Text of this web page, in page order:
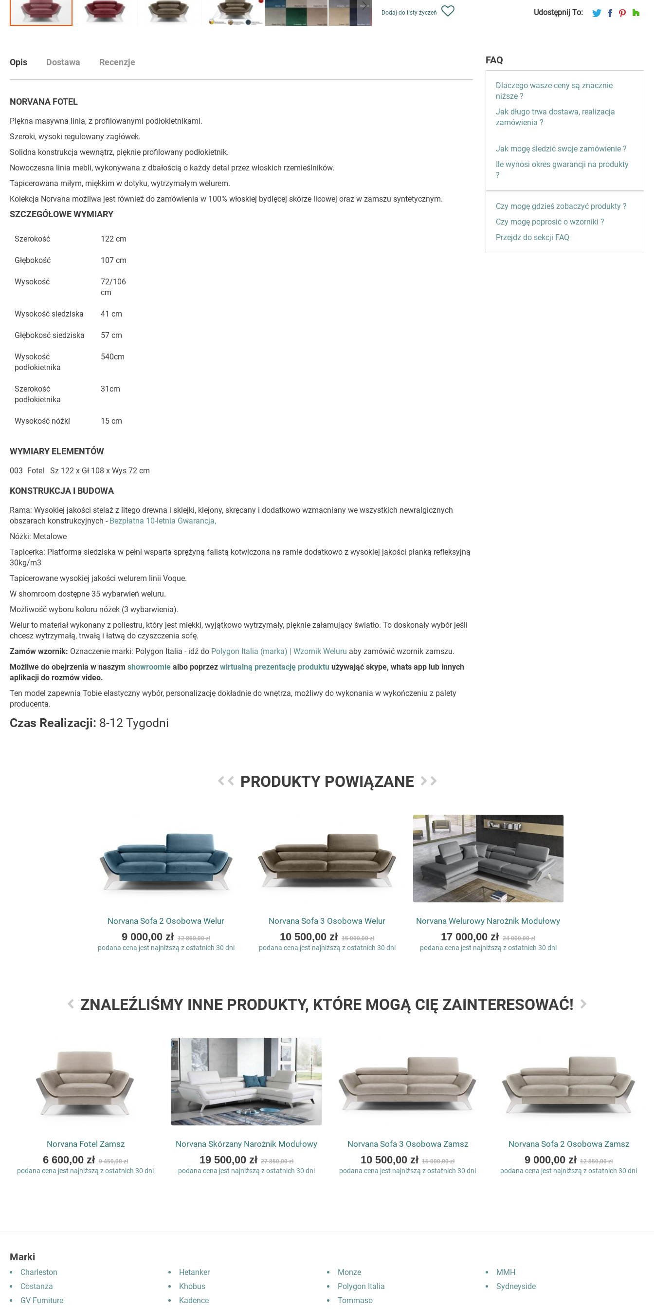
galerii
Dodaj do listy życzeń Udostępnij To:
Opis
NORVANA FOTEL
Piękna masywna linia, z profilowanymi podłokietnikami.
Szeroki, wysoki regulowany zagłówek.
Solidna konstrukcja wewnątrz, pięknie profilowany podłokietnik.
Nowoczesna linia mebli, wykonywana z dbałością o każdy detal przez włoskich rzemieślników.
Tapicerowana miłym, miękkim w dotyku, wytrzymałym welurem.
Kolekcja Norvana możliwa jest również do zamówienia w 100% włoskiej bydlęcej skórze licowej oraz w zamszu syntetycznym.
SZCZEGÓŁOWE WYMIARY
Szerokość 122 cm
Głębokość 107 cm
Wysokość
72/106
cm
Wysokość siedziska 41 cm
Głębokosć siedziska 57 cm
Wysokość
podłokietnika
540cm
Szerokość
podłokietnika
31cm
Wysokość nóżki 15 cm
WYMIARY ELEMENTÓW
003 Fotel Sz 122 x Gł 108 x Wys 72 cm
KONSTRUKCJA I BUDOWA
Rama: Wysokiej jakości stelaż z litego drewna i sklejki, klejony, skręcany i dodatkowo wzmacniany we wszystkich newralgicznych
obszarach konstrukcyjnych - Bezpłatna 10-letnia Gwarancja,
Nóżki: Metalowe
Tapicerka: Platforma siedziska w pełni wsparta sprężyną falistą kotwiczona na ramie dodatkowo z wysokiej jakości pianką refleksyjną
30kg/m3
Tapicerowane wysokiej jakości welurem linii Voque.
W shomroom dostępne 35 wybarwień weluru.
Możliwość wyboru koloru nóżek (3 wybarwienia).
Welur to materiał wykonany z poliestru, który jest miękki, wyjątkowo wytrzymały, pięknie załamujący światło. To doskonały wybór jeśli
chcesz wytrzymałą, trwałą i łatwą do czyszczenia sofę.
Zamów wzornik: Oznaczenie marki: Polygon Italia - idź do Polygon Italia (marka) | Wzornik Weluru aby zamówić wzornik zamszu.
Możliwe do obejrzenia w naszym showroomie albo poprzez wirtualną prezentację produktu używająć skype, whats app lub innych
aplikacji do rozmów video.
Ten model zapewnia Tobie elastyczny wybór, personalizację dokładnie do wnętrza, możliwy do wykonania w wykończeniu z palety
producenta.
Czas Realizacji: 8-12 Tygodni
Dostawa Recenzje FAQ
Dlaczego wasze ceny są znacznie
niższe ?
Jak długo trwa dostawa, realizacja
zamówienia ?
Jak mogę śledzić swoje zamówienie ?
Ile wynosi okres gwarancji na produkty
?
Czy mogę gdzieś zobaczyć produkty ?
Czy mogę poprosić o wzorniki ?
Przejdz do sekcji FAQ
PRODUKTY POWIĄZANE
Norvana Sofa 2 Osobowa Welur
As
low
9 000,00 zł 12 850,00 zł
podana cena jest najniższą z ostatnich 30 dni
Norvana Sofa 3 Osobowa Welur
As
low
10 500,00 zł 15 000,00 zł
podana cena jest najniższą z ostatnich 30 dni
Norvana Welurowy Narożnik Modułowy
As
low
17 000,00 zł 24 000,00 zł
podana cena jest najniższą z ostatnich 30 dni
ZNALEŹLIŚMY INNE PRODUKTY, KTÓRE MOGĄ CIĘ ZAINTERESOWAĆ!
Norvana Fotel Zamsz
As
low
6 600,00 zł 9 450,00 zł
podana cena jest najniższą z ostatnich 30 dni
Norvana Skórzany Narożnik Modułowy
As
low
19 500,00 zł 27 850,00 zł
podana cena jest najniższą z ostatnich 30 dni
Norvana Sofa 3 Osobowa Zamsz
As
low
10 500,00 zł 15 000,00 zł
podana cena jest najniższą z ostatnich 30 dni
Norvana Sofa 2 Osobowa Zamsz
As
low
9 000,00 zł 12 850,00 zł
podana cena jest najniższą z ostatnich 30 dni
Marki
Charleston
Costanza
GV Furniture
Hetanker
Khobus
Kadence
Monze
Polygon Italia
Tommaso
MMH
Sydneyside